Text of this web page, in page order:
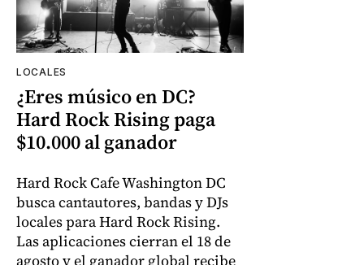
LOCALES
¿Eres músico en DC?
Hard Rock Rising paga
$10.000 al ganador
Hard Rock Cafe Washington DC
busca cantautores, bandas y DJs
locales para Hard Rock Rising.
Las aplicaciones cierran el 18 de
agosto y el ganador global recibe